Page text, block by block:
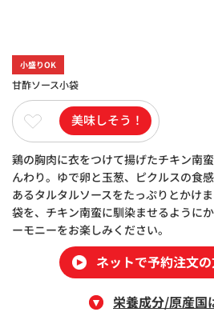
小盛りOK
甘酢ソース小袋
美味しそう！
鶏の胸肉に衣をつけて揚げたチキン南
んわり。ゆで卵と玉葱、ピクルスの食
あるタルタルソースをたっぷりとかけ
袋を、チキン南蛮に馴染ませるように
ーモニーをお楽しみください。
ネットで予約注文
栄養成分/原産国